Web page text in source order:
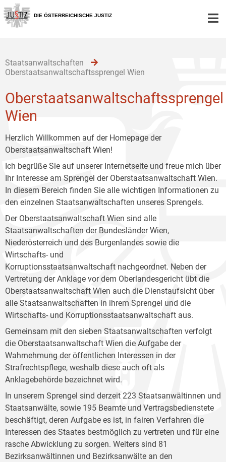
Zur
Hauptnavigation
[1]
Zum
Inhalt
[2]
Zum
Untermenü
[3]
DIE ÖSTERREICHISCHE JUSTIZ
Staatsanwaltschaften
Oberstaatsanwaltschaftssprengel Wien
Oberstaatsanwaltschaftssprengel
Wien
Herzlich Willkommen auf der Homepage der
Oberstaatsanwaltschaft Wien!
Ich begrüße Sie auf unserer Internetseite und freue mich über
Ihr Interesse am Sprengel der Oberstaatsanwaltschaft Wien.
In diesem Bereich finden Sie alle wichtigen Informationen zu
den einzelnen Staatsanwaltschaften unseres Sprengels.
Der Oberstaatsanwaltschaft Wien sind alle
Staatsanwaltschaften der Bundesländer Wien,
Niederösterreich und des Burgenlandes sowie die
Wirtschafts- und
Korruptionsstaatsanwaltschaft nachgeordnet. Neben der
Vertretung der Anklage vor dem Oberlandesgericht übt die
Oberstaatsanwaltschaft Wien auch die Dienstaufsicht über
alle Staatsanwaltschaften in ihrem Sprengel und die
Wirtschafts- und Korruptionsstaatsanwaltschaft aus.
Gemeinsam mit den sieben Staatsanwaltschaften verfolgt
die Oberstaatsanwaltschaft Wien die Aufgabe der
Wahrnehmung der öffentlichen Interessen in der
Strafrechtspflege, weshalb diese auch oft als
Anklagebehörde bezeichnet wird.
In unserem Sprengel sind derzeit 223 Staatsanwältinnen und
Staatsanwälte, sowie 195 Beamte und Vertragsbedienstete
beschäftigt, deren Aufgabe es ist, in fairen Verfahren die
Interessen des Staates bestmöglich zu vertreten und für eine
rasche Abwicklung zu sorgen. Weiters sind 81
Bezirksanwältinnen und Bezirksanwälte an den